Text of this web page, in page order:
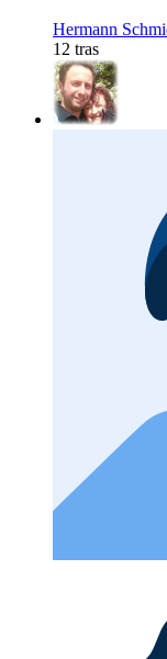
Hermann
12 tras